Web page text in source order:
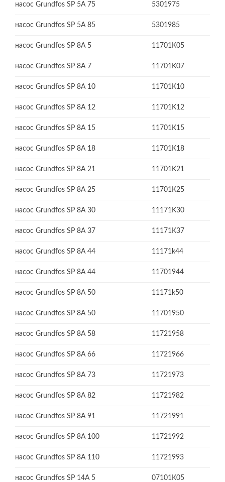
насос Grundfos SP 5A 75 5301975
насос Grundfos SP 5A 85 5301985
насос Grundfos SP 8A 5 11701K05
насос Grundfos SP 8A 7 11701K07
насос Grundfos SP 8A 10 11701K10
насос Grundfos SP 8A 12 11701K12
насос Grundfos SP 8A 15 11701K15
насос Grundfos SP 8A 18 11701K18
насос Grundfos SP 8A 21 11701K21
насос Grundfos SP 8A 25 11701K25
насос Grundfos SP 8A 30 11171K30
насос Grundfos SP 8A 37 11171K37
насос Grundfos SP 8A 44 11171k44
насос Grundfos SP 8A 44 11701944
насос Grundfos SP 8A 50 11171k50
насос Grundfos SP 8A 50 11701950
насос Grundfos SP 8A 58 11721958
насос Grundfos SP 8A 66 11721966
насос Grundfos SP 8A 73 11721973
насос Grundfos SP 8A 82 11721982
насос Grundfos SP 8A 91 11721991
насос Grundfos SP 8A 100 11721992
насос Grundfos SP 8A 110 11721993
насос Grundfos SP 14A 5 07101K05